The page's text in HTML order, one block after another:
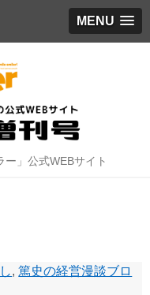
MENU
」公式WEBサイト
,篤史の経営漫談ブロ